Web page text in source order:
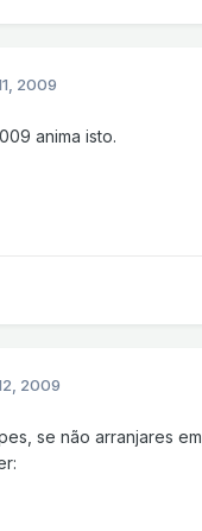
2009
anima isto.
2009
se não arranjares